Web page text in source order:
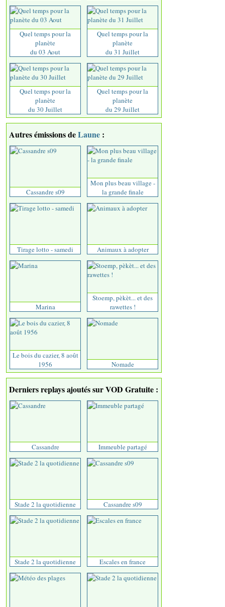
Quel temps pour la
planète
du 03 Aout
Quel temps pour la
planète
du 31 Juillet
Quel temps pour la
planète
du 30 Juillet
Quel temps pour la
planète
du 29 Juillet
Autres émissions deLaune :
Cassandre s09
Mon plus beau village -
la grande finale
Tirage lotto - samedi Animaux à adopter
Marina
Stoemp, pèkèt... et des
rawettes !
Le bois du cazier, 8 août
1956
Nomade
Derniers replays ajoutés sur VOD Gratuite :
Cassandre Immeuble partagé
Stade 2 la quotidienne Cassandre s09
Stade 2 la quotidienne Escales en france